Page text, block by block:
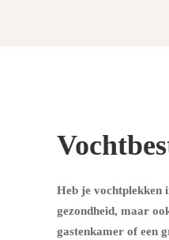
Heb je vochtplekken
gezondheid, maar
gastenkamer of een